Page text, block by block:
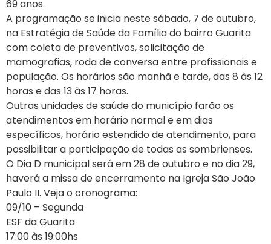
69 anos.
A programação se inicia neste sábado, 7 de outubro,
na Estratégia de Saúde da Família do bairro Guarita
com coleta de preventivos, solicitação de
mamografias, roda de conversa entre profissionais e
população. Os horários são manhã e tarde, das 8 às 12
horas e das 13 às 17 horas.
Outras unidades de saúde do município farão os
atendimentos em horário normal e em dias
específicos, horário estendido de atendimento, para
possibilitar a participação de todas as sombrienses.
O Dia D municipal será em 28 de outubro e no dia 29,
haverá a missa de encerramento na Igreja São João
Paulo II. Veja o cronograma:
09/10 – Segunda
ESF da Guarita
17:00 às 19:00hs